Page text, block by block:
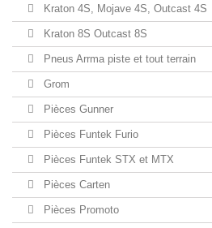
Kraton 4S, Mojave 4S, Outcast 4S
Kraton 8S Outcast 8S
Pneus Arrma piste et tout terrain
Grom
Pièces Gunner
Pièces Funtek Furio
Pièces Funtek STX et MTX
Pièces Carten
Pièces Promoto